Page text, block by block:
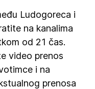
Ludogoreca i
na kanalima
od 21 čas.
video prenos
i na
prenosa